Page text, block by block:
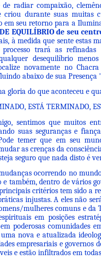
de radiar compaixão,
criou durante suas muitas
em seu retorno para a
DE EQUILÍBRIO de seu
à medida que sente estas
processo trará as
desequilíbrio
novamente no
abaixo de sua Presença
gloria do que aconteceu e
ESTÁ TERMINADO,
sentimos que muitos
suas seguranças e
temer que em seu
as crenças da
seguro que nada disto é
ocorrendo no
e também, dentro de vários
critérios tem sido a
injustas. A eles não
mulheres comuns e da
em posições
poderosas comunidades
nova e atualizada
empresariais e governos
e estão infiltrados em